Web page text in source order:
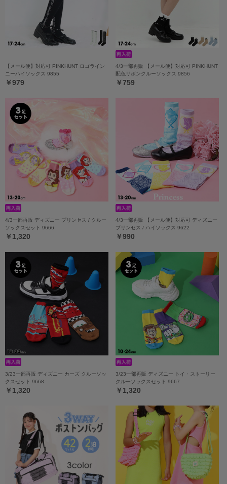
【メール便】対応可 PINKHUNT ロゴライン
ニーハイソックス 9855
￥979
4/3一部再販 【メール便】対応可 PINKHUNT
配色リボンクルーソックス 9856
￥759
4/3一部再販 ディズニー プリンセス / クルー
ソックスセット 9666
￥1,320
4/3一部再販 【メール便】対応可 ディズニー
プリンセス / ハイソックス 9622
￥990
3/23一部再販 ディズニー カーズ クルーソッ
クスセット 9668
￥1,320
3/23一部再販 ディズニー トイ・ストーリー
クルーソックスセット 9667
￥1,320